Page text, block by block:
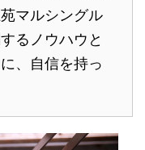
マルシングル
るノウハウと
、自信を持っ